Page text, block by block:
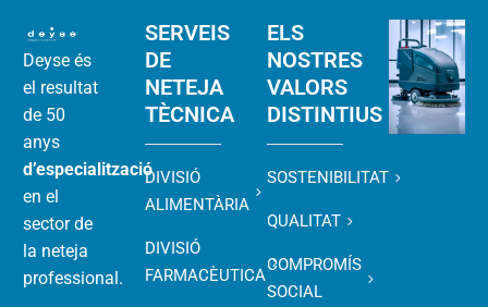
Deyse és
el resultat
de 50
anys
d’especialització
en el
sector de
la neteja
professional.
SERVEIS
DE
NETEJA
TÈCNICA
DIVISIÓ
ALIMENTÀRIA
DIVISIÓ
FARMACÈUTICA
ELS
NOSTRES
VALORS
DISTINTIUS
SOSTENIBILITAT
QUALITAT
COMPROMÍS
SOCIAL